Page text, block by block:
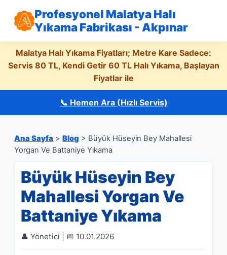
Profesyonel Malatya Halı
Yıkama Fabrikası - Akpınar
Malatya Halı Yıkama Fiyatları; Metre Kare Sadece:
Servis 80 TL, Kendi Getir 60 TL Halı Yıkama, Başlayan
Fiyatlar ile
📞 Hemen Ara (Hızlı Servis)
Ana Sayfa >Blog > Büyük Hüseyin Bey Mahallesi
Yorgan Ve Battaniye Yıkama
Büyük Hüseyin Bey
Mahallesi Yorgan Ve
Battaniye Yıkama
👤 Yönetici | 📅 10.01.2026